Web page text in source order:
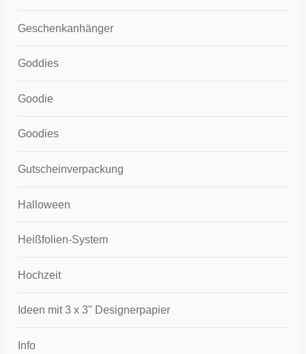
Geschenkanhänger
Goddies
Goodie
Goodies
Gutscheinverpackung
Halloween
Heißfolien-System
Hochzeit
Ideen mit 3 x 3" Designerpapier
Info